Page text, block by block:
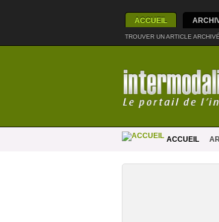
ACCUEIL
TROUVER UN ARTICLE
ACCUEIL